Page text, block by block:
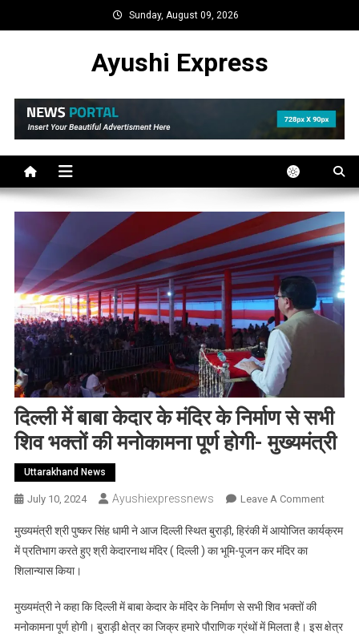
to
Sunday, August 09, 2026
Ayushi Express
दिल्ली में बाबा केदार के मंदिर के निर्माण से सभी
शिव भक्तों की मनोकामना पूर्ण होगी- मुख्यमंत्री
Uttarakhand News
July 10, 2024 Ayushiexpressnews Leave A CommentOn
में
के
मुख्यमंत्री श्री पुष्कर सिंह धामी ने आज दिल्ली स्थित बुराड़ी, हिरंकी में आयोजित कार्यक्रम
में प्रतिभाग करते हुए श्री केदारनाथ मंदिर ( दिल्ली ) का भूमि-पूजन कर मंदिर का
शिलान्यास किया।
मुख्यमंत्री ने कहा कि दिल्ली में बाबा केदार के मंदिर के निर्माण से सभी शिव भक्तों की
मनोकामना पूर्ण होगी। बुराड़ी क्षेत्र का जिक्र हमारे पौराणिक ग्रंथों में मिलता है। इस क्षेत्र